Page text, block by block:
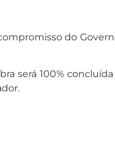
do
será 100%